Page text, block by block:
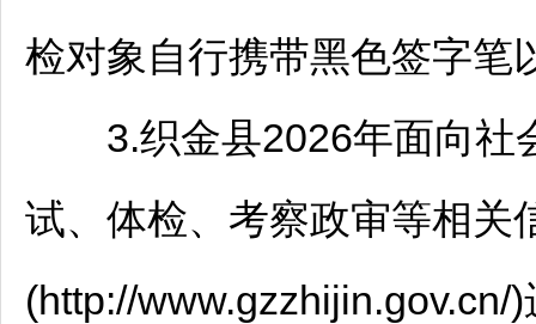
检对象自行携带黑色签字笔
3.织金县2026年面向社
试、体检、考察政审等相关
(http://